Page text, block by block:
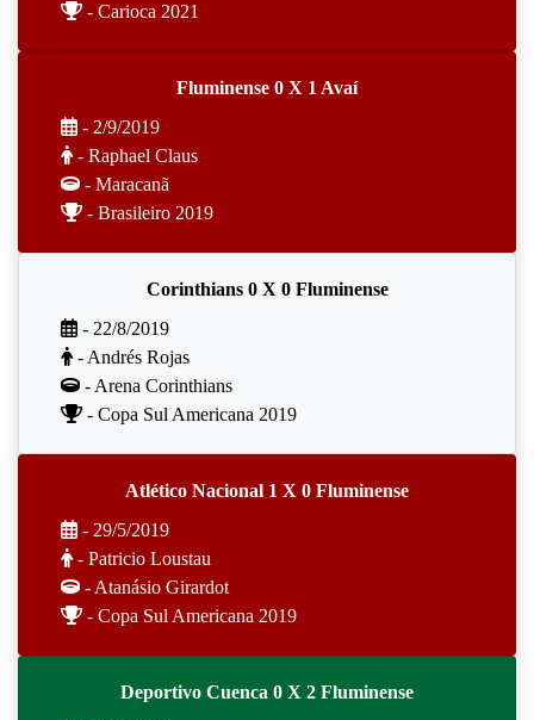
- Carioca 2021
Fluminense 0 X 1 Avaí
- 2/9/2019
- Raphael Claus
- Maracanã
- Brasileiro 2019
Corinthians 0 X 0 Fluminense
- 22/8/2019
- Andrés Rojas
- Arena Corinthians
- Copa Sul Americana 2019
Atlético Nacional 1 X 0 Fluminense
- 29/5/2019
- Patricio Loustau
- Atanásio Girardot
- Copa Sul Americana 2019
Deportivo Cuenca 0 X 2 Fluminense